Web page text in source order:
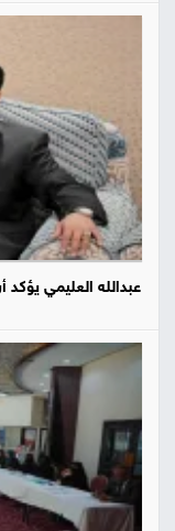
عبدالله العليمي